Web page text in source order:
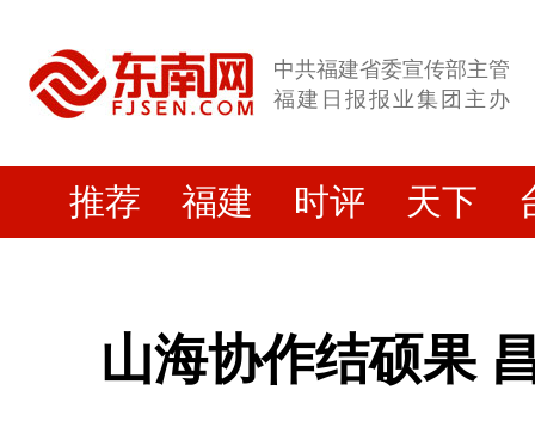
中共福建省委宣传部主管
福建日报报业集团主办
推荐 福建 时评 天下
山海协作结硕果